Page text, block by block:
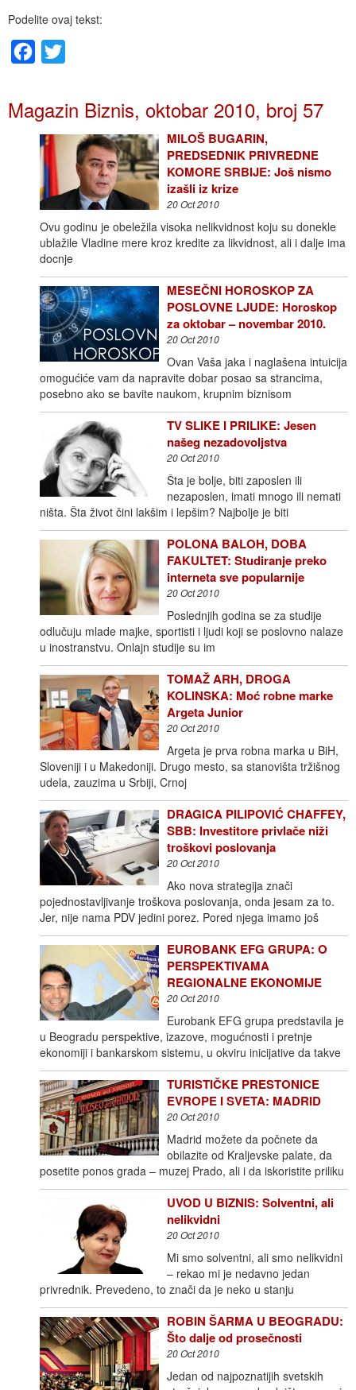
Podelite ovaj tekst:
Facebook
Magazin Biznis, oktobar 2010, broj 57
MILOŠ BUGARIN,
PREDSEDNIK PRIVREDNE
KOMORE SRBIJE: Još nismo
izašli iz krize
20 Oct 2010
Ovu godinu je obeležila visoka nelikvidnost koju su donekle
ublažile Vladine mere kroz kredite za likvidnost, ali i dalje ima
docnje
MESEČNI HOROSKOP ZA
POSLOVNE LJUDE: Horoskop
za oktobar – novembar 2010.
20 Oct 2010
Ovan Vaša jaka i naglašena intuicija
omogućiće vam da napravite dobar posao sa strancima,
posebno ako se bavite naukom, krupnim biznisom
TV SLIKE I PRILIKE: Jesen
našeg nezadovoljstva
20 Oct 2010
Šta je bolje, biti zaposlen ili
nezaposlen, imati mnogo ili nemati
ništa. Šta život čini lakšim i lepšim? Najbolje je biti
POLONA BALOH, DOBA
FAKULTET: Studiranje preko
interneta sve popularnije
20 Oct 2010
Poslednjih godina se za studije
odlučuju mlade majke, sportisti i ljudi koji se poslovno nalaze
u inostranstvu. Onlajn studije su im
TOMAŽ ARH, DROGA
KOLINSKA: Moć robne marke
Argeta Junior
20 Oct 2010
Argeta je prva robna marka u BiH,
Sloveniji i u Makedoniji. Drugo mesto, sa stanovišta tržišnog
udela, zauzima u Srbiji, Crnoj
DRAGICA PILIPOVIĆ CHAFFEY,
SBB: Investitore privlače niži
troškovi poslovanja
20 Oct 2010
Ako nova strategija znači
pojednostavljivanje troškova poslovanja, onda jesam za to.
Jer, nije nama PDV jedini porez. Pored njega imamo još
EUROBANK EFG GRUPA: O
PERSPEKTIVAMA
REGIONALNE EKONOMIJE
20 Oct 2010
Eurobank EFG grupa predstavila je
u Beogradu perspektive, izazove, mogućnosti i pretnje
ekonomiji i bankarskom sistemu, u okviru inicijative da takve
TURISTIČKE PRESTONICE
EVROPE I SVETA: MADRID
20 Oct 2010
Madrid možete da počnete da
obilazite od Kraljevske palate, da
posetite ponos grada – muzej Prado, ali i da iskoristite priliku
UVOD U BIZNIS: Solventni, ali
nelikvidni
20 Oct 2010
Mi smo solventni, ali smo nelikvidni
– rekao mi je nedavno jedan
privrednik. Prevedeno, to znači da je neko u stanju
ROBIN ŠARMA U BEOGRADU:
Što dalje od prosečnosti
20 Oct 2010
Jedan od najpoznatijih svetskih